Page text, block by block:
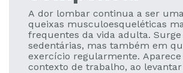
A dor lombar continua a ser
queixas musculoesqueléticas
frequentes da vida adulta. Surge
sedentárias, mas também em
exercício regularmente.
contexto de trabalho, ao levantar